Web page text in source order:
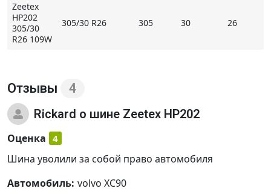
* Внимание: летние шины не российского
происхождения могут быть промаркированы
обозначением M+S
Zeetex
HP202
305/30
R26 109W
305/30 R26 305 30 26
Отзывы 4
Rickard о шине Zeetex HP202
Оценка 4
Шина уволили за собой право автомобиля
Автомобиль: volvo XC90